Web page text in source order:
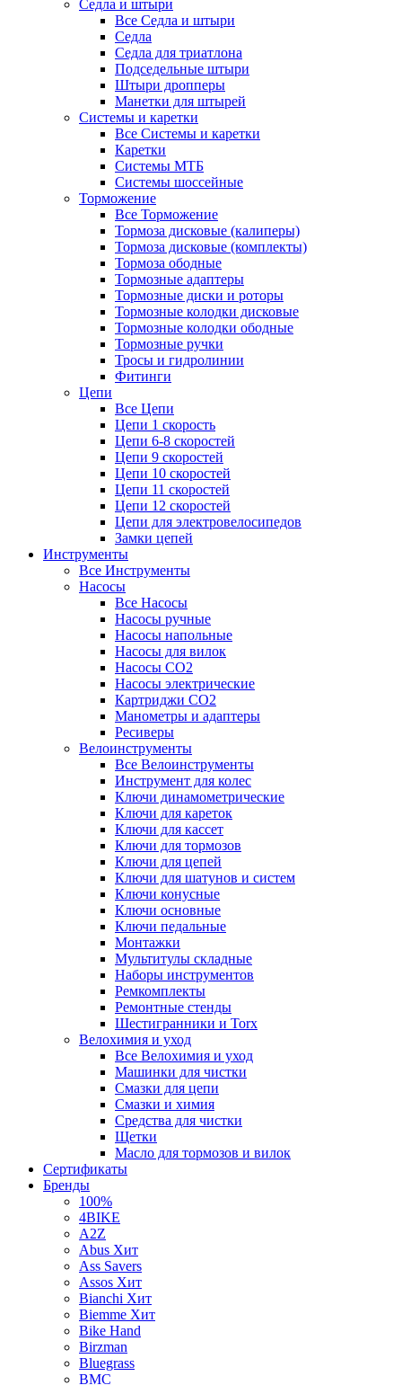
Седла и штыри
Все Седла и штыри
Седла
Седла для триатлона
Подседельные штыри
Штыри дропперы
Манетки для штырей
Системы и каретки
Все Системы и каретки
Каретки
Системы МТБ
Системы шоссейные
Торможение
Все Торможение
Тормоза дисковые (калиперы)
Тормоза дисковые (комплекты)
Тормоза ободные
Тормозные адаптеры
Тормозные диски и роторы
Тормозные колодки дисковые
Тормозные колодки ободные
Тормозные ручки
Тросы и гидролинии
Фитинги
Цепи
Все Цепи
Цепи 1 скорость
Цепи 6-8 скоростей
Цепи 9 скоростей
Цепи 10 скоростей
Цепи 11 скоростей
Цепи 12 скоростей
Цепи для электровелосипедов
Замки цепей
Инструменты
Все Инструменты
Насосы
Все Насосы
Насосы ручные
Насосы напольные
Насосы для вилок
Насосы CO2
Насосы электрические
Картриджи CO2
Манометры и адаптеры
Ресиверы
Велоинструменты
Все Велоинструменты
Инструмент для колес
Ключи динамометрические
Ключи для кареток
Ключи для кассет
Ключи для тормозов
Ключи для цепей
Ключи для шатунов и систем
Ключи конусные
Ключи основные
Ключи педальные
Монтажки
Мультитулы складные
Наборы инструментов
Ремкомплекты
Ремонтные стенды
Шестигранники и Torx
Велохимия и уход
Все Велохимия и уход
Машинки для чистки
Смазки для цепи
Смазки и химия
Средства для чистки
Щетки
Масло для тормозов и вилок
Сертификаты
Бренды
100%
4BIKE
A2Z
Abus Хит
Ass Savers
Assos Хит
Bianchi Хит
Biemme Хит
Bike Hand
Birzman
Bluegrass
BMC